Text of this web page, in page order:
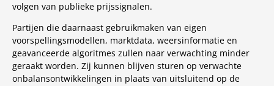
volgen van publieke prijssignalen.
Partijen die daarnaast gebruikmaken van eigen
voorspellingsmodellen, marktdata, weersinformatie en
geavanceerde algoritmes zullen naar verwachting minder
geraakt worden. Zij kunnen blijven sturen op verwachte
onbalansontwikkelingen in plaats van uitsluitend op de